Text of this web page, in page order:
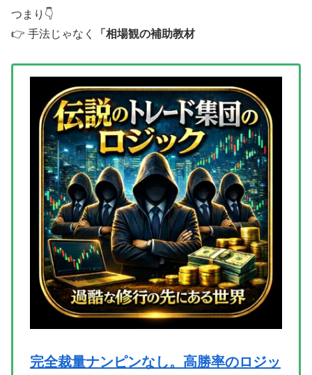
つまり👇
👉 手法じゃなく
「相場観の補助教材
完全裁量ナンピンなし。高勝率のロジッ